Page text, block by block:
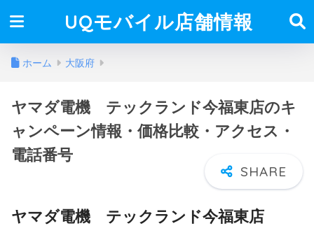
UQモバイル店舗情報
ホーム 大阪府
ヤマダ電機 テックランド今福東店のキ
ャンペーン情報・価格比較・アクセス・
電話番号
ヤマダ電機 テックランド今福東店